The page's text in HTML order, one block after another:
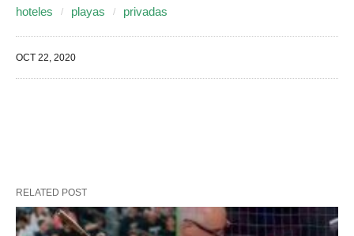
hoteles playas privadas
OCT 22, 2020
RELATED POST